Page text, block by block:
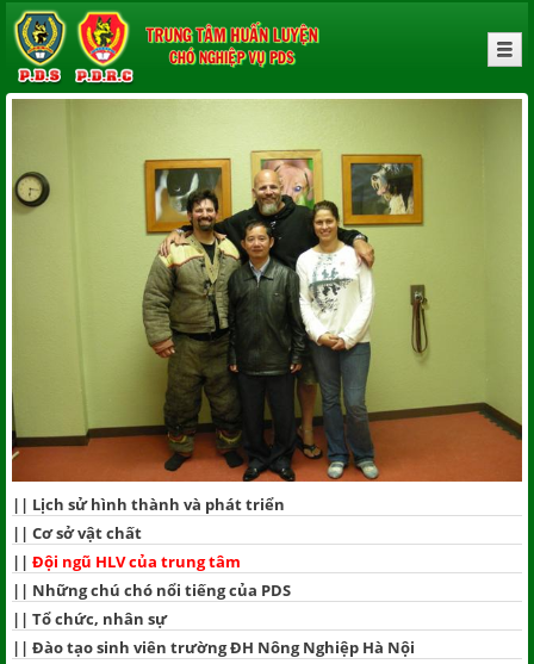
|| Lịch sử hình thành và phát triển
|| Cơ sở vật chất
|| Đội ngũ HLV của trung tâm
|| Những chú chó nổi tiếng của PDS
|| Tổ chức, nhân sự
|| Đào tạo sinh viên trường ĐH Nông Nghiệp Hà Nội